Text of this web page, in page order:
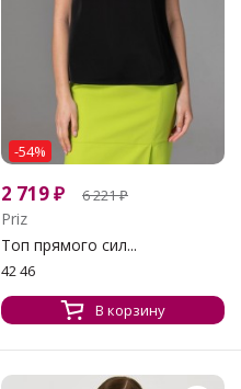
-54%
2 719₽ 6 221₽
Priz
Топ прямого сил...
42 46
В корзину